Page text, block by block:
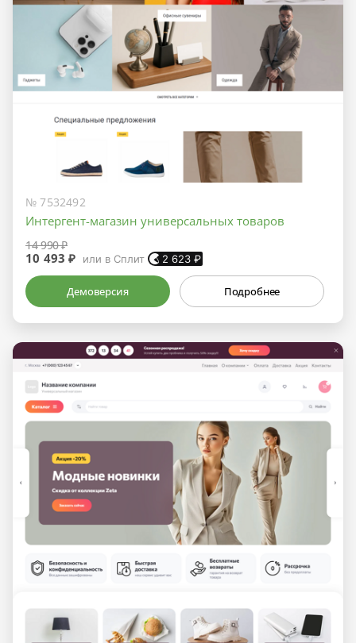
№ 7532492
Интергент-магазин универсальных товаров
14 990 ₽
10 493 ₽ или в Сплит 2 623₽
Демоверсия Подробнее